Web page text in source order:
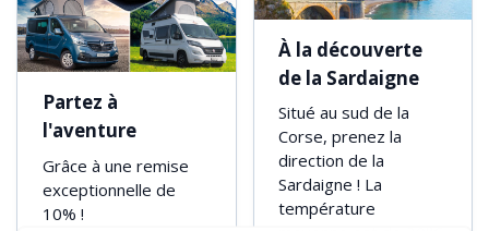
Partez à
l'aventure
Grâce à une remise
exceptionnelle de
10% !
À la découverte
de la Sardaigne
Situé au sud de la
Corse, prenez la
direction de la
Sardaigne ! La
température